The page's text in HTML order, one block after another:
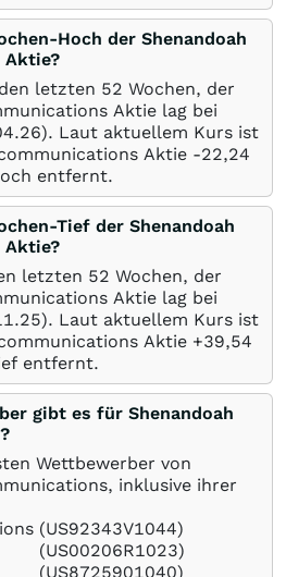
Hoch der Shenandoah
Aktie?
letzten 52 Wochen, der
Aktie lag bei
). Laut aktuellem Kurs ist
Aktie -22,24
entfernt.
Tief der Shenandoah
Aktie?
letzten 52 Wochen, der
Aktie lag bei
). Laut aktuellem Kurs ist
Aktie +39,54
entfernt.
gibt es für Shenandoah
Wettbewerber von
inklusive ihrer
(US92343V1044)
(US00206R1023)
(US8725901040)